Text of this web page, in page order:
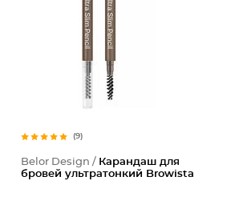
(9)
Belor Design / Карандаш для
бровей ультратонкий Browista